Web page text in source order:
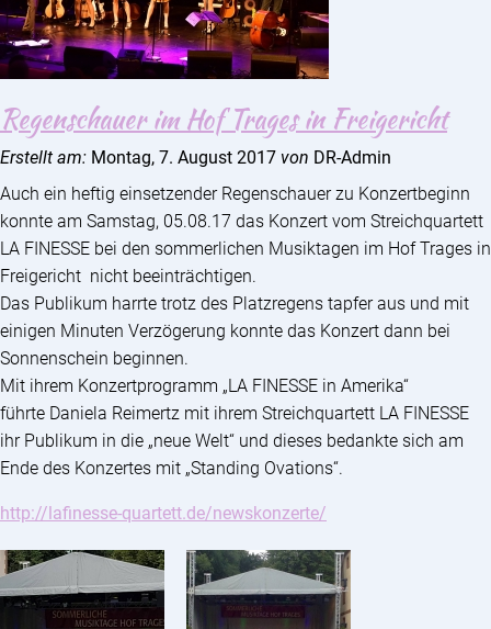
Regenschauer im Hof Trages in Freigericht
Erstellt am: Montag, 7. August 2017 von DR-Admin
Auch ein heftig einsetzender Regenschauer zu Konzertbeginn
konnte am Samstag, 05.08.17 das Konzert vom Streichquartett
LA FINESSE bei den sommerlichen Musiktagen im Hof Trages in
Freigericht nicht beeinträchtigen.
Das Publikum harrte trotz des Platzregens tapfer aus und mit
einigen Minuten Verzögerung konnte das Konzert dann bei
Sonnenschein beginnen.
Mit ihrem Konzertprogramm „LA FINESSE in Amerika“
führte Daniela Reimertz mit ihrem Streichquartett LA FINESSE
ihr Publikum in die „neue Welt“ und dieses bedankte sich am
Ende des Konzertes mit „Standing Ovations“.
http://lafinesse-quartett.de/newskonzerte/